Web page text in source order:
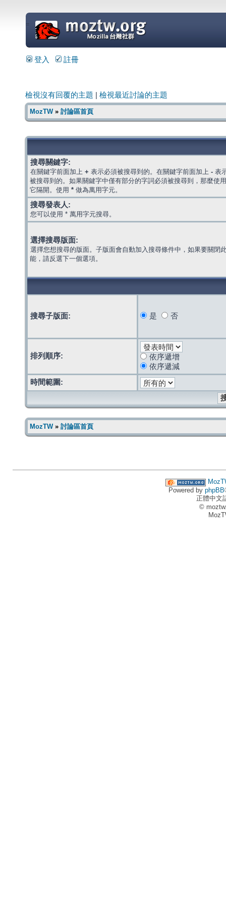
=
登入 註冊
檢視沒有回覆的主題 檢視最近討論的主題
MozTW» 討論區首頁
搜尋關鍵字:
在關鍵字前面加上 + 表示必須被搜尋到的。在關鍵字前面加上 - 表
被搜尋到的。如果關鍵字中僅有部分的字詞必須被搜尋到，那麼使
它隔開。使用 * 做為萬用字元。
搜尋發表人:
您可以使用 * 萬用字元搜尋。
選擇搜尋版面:
選擇您想搜尋的版面。子版面會自動加入搜尋條件中，如果要關閉
能，請反選下一個選項。
搜尋子版面: 是 否
排列順序:
依序遞增
依序遞減
時間範圍:
MozTW» 討論區首頁
Powered by phpBB
正體中文
©